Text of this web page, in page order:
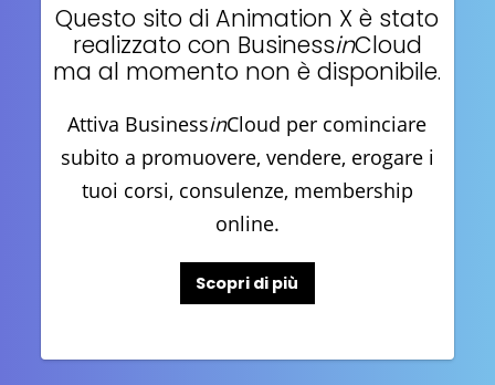
Questo sito diAnimation X è stato
realizzato con BusinessinCloud
ma al momento non è disponibile.
Attiva BusinessinCloud per cominciare
subito a promuovere, vendere, erogare i
tuoi corsi, consulenze, membership
online.
Scopri di più